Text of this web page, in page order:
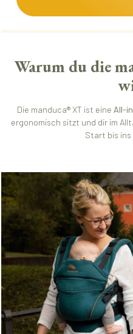
Warum du die
Die manduca® XT ist eine All-
ergonomisch sitzt und dir im
Start bis